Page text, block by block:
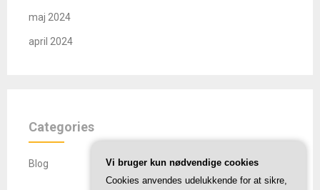
maj 2024
april 2024
Categories
Blog
Vi bruger kun nødvendige cookies
Cookies anvendes udelukkende for at sikre,